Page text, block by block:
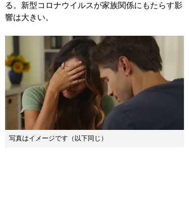
る。新型コロナウイルスが家族関係にもたらす影
響は大きい。
写真はイメージです（以下同じ）